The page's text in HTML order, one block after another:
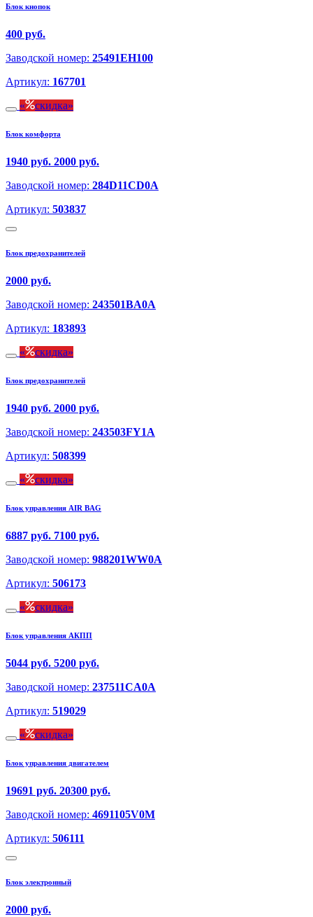
Блок кнопок
400 руб.
Заводской номер: 25491EH100
Артикул: 167701
скидка
Блок комфорта
1940 руб. 2000 руб.
Заводской номер: 284D11CD0A
Артикул: 503837
Блок предохранителей
2000 руб.
Заводской номер: 243501BA0A
Артикул: 183893
скидка
Блок предохранителей
1940 руб. 2000 руб.
Заводской номер: 243503FY1A
Артикул: 508399
скидка
Блок управления AIR BAG
6887 руб. 7100 руб.
Заводской номер: 988201WW0A
Артикул: 506173
скидка
Блок управления АКПП
5044 руб. 5200 руб.
Заводской номер: 237511CA0A
Артикул: 519029
скидка
Блок управления двигателем
19691 руб. 20300 руб.
Заводской номер: 4691105V0M
Артикул: 506111
Блок электронный
2000 руб.